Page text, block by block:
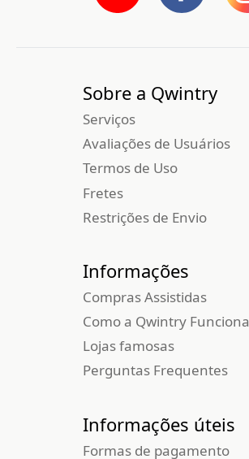
Fretes
Termos de Uso
Restrições de Envio
Serviços
Sobre a Qwintry
Avaliações de Usuários
Como a Qwintry Funciona
Compras Assistidas
Perguntas Frequentes
Informações
Lojas famosas
Informações úteis
Formas de pagamento